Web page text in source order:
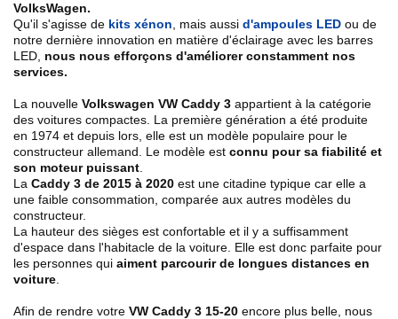
VolksWagen.
Qu'il s'agisse de kits xénon , mais aussi d'ampoules LED ou de
notre dernière innovation en matière d'éclairage avec les barres
LED, nous nous efforçons d'améliorer constamment nos
services.
La nouvelle Volkswagen VW Caddy 3 appartient à la catégorie
des voitures compactes. La première génération a été produite
en 1974 et depuis lors, elle est un modèle populaire pour le
constructeur allemand. Le modèle est connu pour sa fiabilité et
son moteur puissant
La Caddy 3 de 2015 à 2020 est une citadine typique car elle a
une faible consommation, comparée aux autres modèles du
constructeur.
La hauteur des sièges est confortable et il y a suffisamment
d'espace dans l'habitacle de la voiture. Elle est donc parfaite pour
les personnes qui aiment parcourir de longues distances en
voiture
Afin de rendre votre VW Caddy 3 15-20 encore plus belle, nous